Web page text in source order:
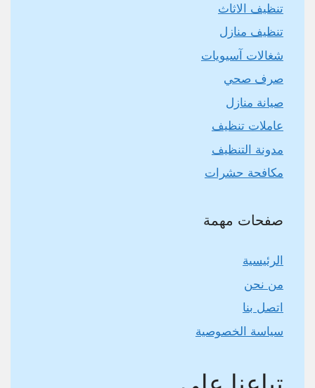
تنظيف الاثاث
تنظيف منازل
شغالات آسيويات
صرف صحي
صيانة منازل
عاملات تنظيف
مدونة التنظيف
مكافحة حشرات
صفحات مهمة
الرئيسية
من نحن
اتصل بنا
سياسة الخصوصية